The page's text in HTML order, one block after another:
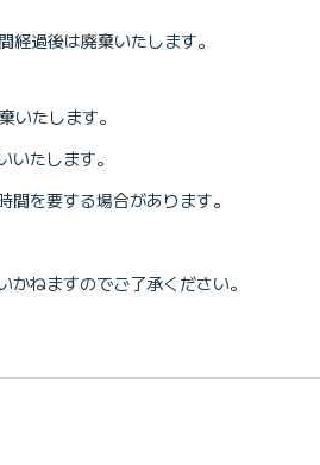
過後は廃棄いたします。
いたします。
たします。
を要する場合があります。
ねますのでご了承ください。